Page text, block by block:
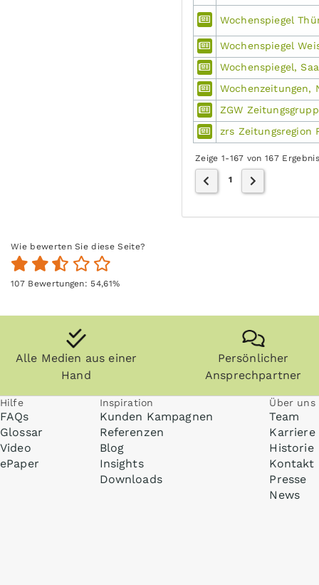
Wochenspiegel
Wochenspiegel
Wochenspiegel,
Wochenzeitungen,
ZGW
zrs Zeitungsregion
Zeige 1-167 von 167
1
Wie bewerten Sie diese Seite?
107Bewertungen: 54,61%
Alle Medien aus einer
Hand
Persönlicher
Ansprechpartner
Hilfe
FAQs
Glossar
Video
ePaper
Inspiration
Kunden Kampagnen
Referenzen
Blog
Insights
Downloads
Über uns
Team
Karriere
Historie
Kontakt
Presse
News